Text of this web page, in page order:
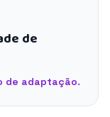
de
de adaptação.